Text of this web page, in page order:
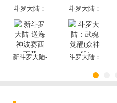
斗罗大陆： 斗罗大陆：
新斗罗大陆- 斗罗大陆：